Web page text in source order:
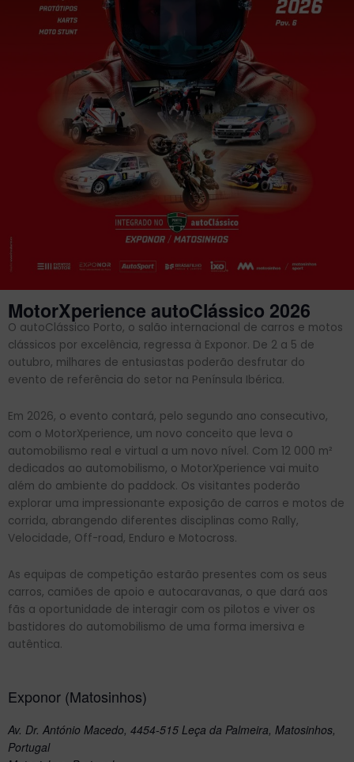
MotorXperience autoClássico 2026
O autoClássico Porto, o salão internacional de carros e motos
clássicos por excelência, regressa à Exponor. De 2 a 5 de
outubro, milhares de entusiastas poderão desfrutar do
evento de referência do setor na Península Ibérica.
Em 2026, o evento contará, pelo segundo ano consecutivo,
com o MotorXperience, um novo conceito que leva o
automobilismo real e virtual a um novo nível. Com 12 000 m²
dedicados ao automobilismo, o MotorXperience vai muito
além do ambiente do paddock. Os visitantes poderão
explorar uma impressionante exposição de carros e motos de
corrida, abrangendo diferentes disciplinas como Rally,
Velocidade, Off-road, Enduro e Motocross.
As equipas de competição estarão presentes com os seus
carros, camiões de apoio e autocaravanas, o que dará aos
fãs a oportunidade de interagir com os pilotos e viver os
bastidores do automobilismo de uma forma imersiva e
autêntica.
Exponor (Matosinhos)
Av. Dr. António Macedo, 4454-515 Leça da Palmeira, Matosinhos,
Portugal